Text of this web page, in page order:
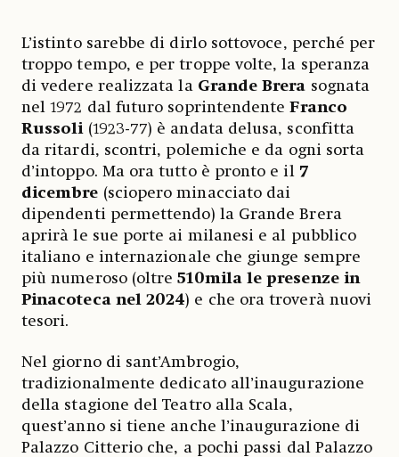
L’istinto sarebbe di dirlo sottovoce, perché per
troppo tempo, e per troppe volte, la speranza
di vedere realizzata la Grande Brera sognata
nel 1972 dal futuro soprintendenteFranco
Russoli(1923-77) è andata delusa, sconfitta
da ritardi, scontri, polemiche e da ogni sorta
d’intoppo. Ma ora tutto è pronto e il 7
dicembre (sciopero minacciato dai
dipendenti permettendo) la Grande Brera
aprirà le sue porte ai milanesi e al pubblico
italiano e internazionale che giunge sempre
più numeroso (oltre510mila le presenze in
Pinacoteca nel 2024) e che ora troverà nuovi
tesori.
Nel giorno di sant’Ambrogio,
tradizionalmente dedicato all’inaugurazione
della stagione del Teatro alla Scala,
quest’anno si tiene anche l’inaugurazione di
Palazzo Citterio che, a pochi passi dal Palazzo